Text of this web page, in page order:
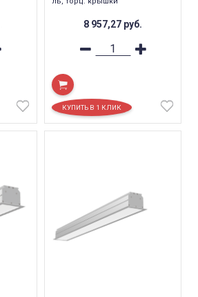
8 957,27 руб.